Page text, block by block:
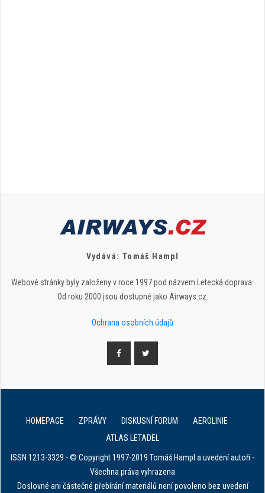
Vydává: Tomáš Hampl
Webové stránky byly založeny v roce 1997 pod názvem Letecká doprava.
Od roku 2000 jsou dostupné jako Airways.cz.
Ochrana osobních údajů
HOMEPAGE ZPRÁVY DISKUSNÍ FORUM
AEROLINIE
ATLAS LETADEL
ISSN 1213-3329 - © Copyright 1997-2019 Tomáš Hampl a uvedení autoři -
Všechna práva vyhrazena
Doslovné ani částečné přebírání materiálů není povoleno bez uvedení